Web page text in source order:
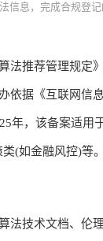
信息，完成合规登
法推荐管理规定
依据《互联网信
年，该备案适用
(如金融风控)等
技术文档、伦